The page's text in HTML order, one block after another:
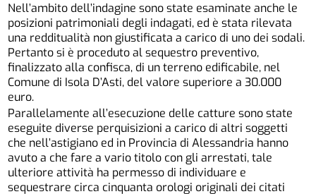
Nell’ambito dell’indagine sono state esaminate anche le
posizioni patrimoniali degli indagati, ed è stata rilevata
una redditualità non giustificata a carico di uno dei sodali.
Pertanto si è proceduto al sequestro preventivo,
finalizzato alla confisca, di un terreno edificabile, nel
Comune di Isola D’Asti, del valore superiore a 30.000
euro.
Parallelamente all’esecuzione delle catture sono state
eseguite diverse perquisizioni a carico di altri soggetti
che nell’astigiano ed in Provincia di Alessandria hanno
avuto a che fare a vario titolo con gli arrestati, tale
ulteriore attività ha permesso di individuare e
sequestrare circa cinquanta orologi originali dei citati